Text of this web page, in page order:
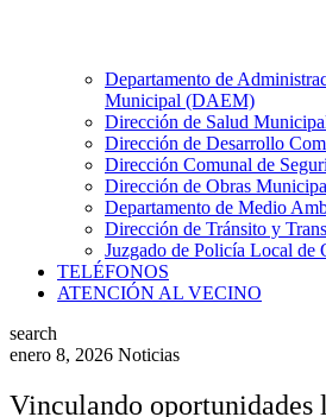
Departamento de
Municipal (DAEM)
Dirección de Salud
Dirección de Desarrollo
Dirección Comunal de
Dirección de Obras
Departamento de Medio
Dirección de Tránsito y
Juzgado de Policía Local de
TELÉFONOS
ATENCIÓN AL VECINO
search
enero 8, 2026 Noticias
Vinculando oportunidades